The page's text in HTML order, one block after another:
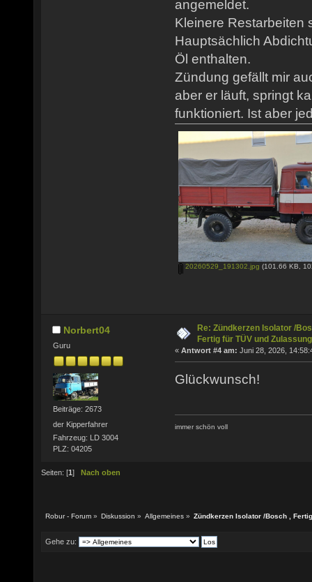
angemeldet.
Kleinere Restarbeiten
Hauptsächlich
Öl enthalten.
Zündung gefällt mir
aber er läuft, springt
funktioniert. Ist aber
20260529_191302.jpg (101.66 KB,
Norbert04
Guru
Beiträge: 2673
der Kipperfahrer
Fahrzeug: LD 3004
PLZ: 04205
Re: Zündkerzen Isolator /
Fertig für TÜV und Zulassung
« Antwort #4 am: Juni 28, 2026,
Glückwunsch!
immer schön voll
Seiten: [1 ] Nach oben
Robur - Forum » Diskussion » Allgemeines » Zündkerzen Isolator /Bosch ,
Gehe zu: